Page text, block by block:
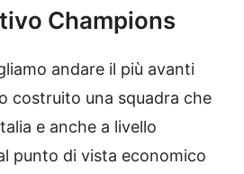
Champions
andare il più avanti
costruito una squadra che
e anche a livello
punto di vista economico